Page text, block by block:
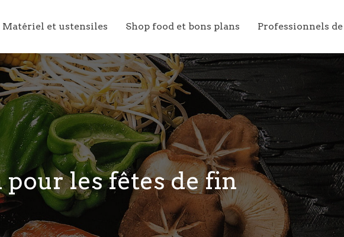
Matériel et ustensiles Shop food et bons plans Professionnels
les fêtes de fin